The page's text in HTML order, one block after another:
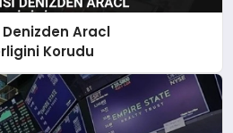
Aracl
Korudu